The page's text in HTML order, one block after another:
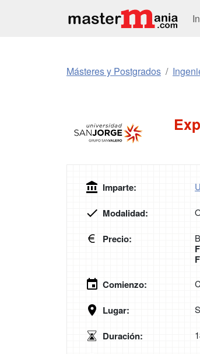
Másteres y Postgrados
Imparte:
Modalidad:
Precio:
Comienzo:
Lugar:
Duración: